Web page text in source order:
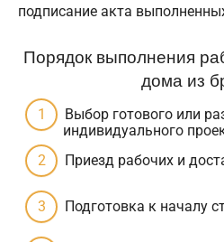
подписание акта
Порядок выполнения
дома из
Выбор готового или
индивидуального
Приезд рабочих и
Подготовка к началу